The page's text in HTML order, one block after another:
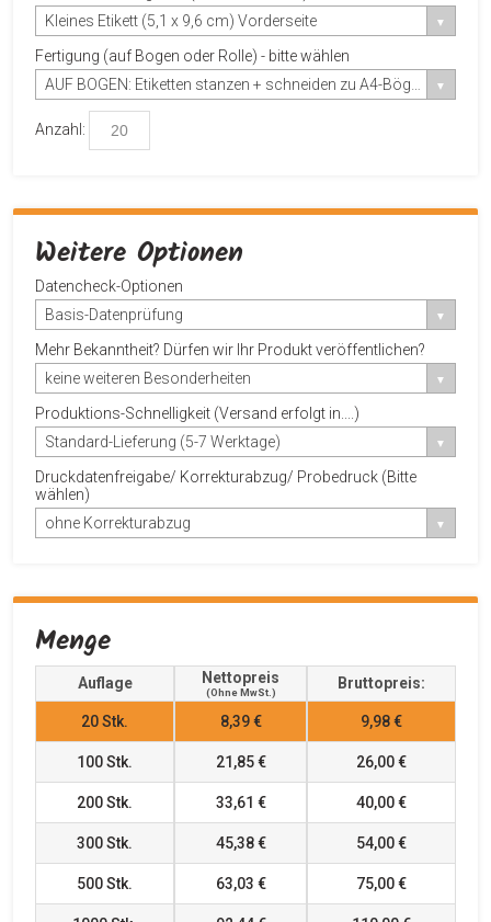
Kleines Etikett (5,1 x 9,6 cm) Vorderseite
Fertigung (auf Bogen oder Rolle) - bitte wählen
Anzahl:
Weitere Optionen
Datencheck-Optionen
Basis-Datenprüfung
Mehr Bekanntheit? Dürfen wir Ihr Produkt veröffentlichen?
keine weiteren Besonderheiten
Produktions-Schnelligkeit (Versand erfolgt in....)
Standard-Lieferung (5-7 Werktage)
Druckdatenfreigabe/ Korrekturabzug/ Probedruck (Bitte
wählen)
ohne Korrekturabzug
Menge
Auflage Nettopreis
(ohne MwSt.)
Bruttopreis:
20Stk. 8,39 € 9,98 €
100Stk. 21,85 € 26,00 €
200Stk. 33,61 € 40,00 €
300Stk. 45,38 € 54,00 €
500Stk. 63,03 € 75,00 €